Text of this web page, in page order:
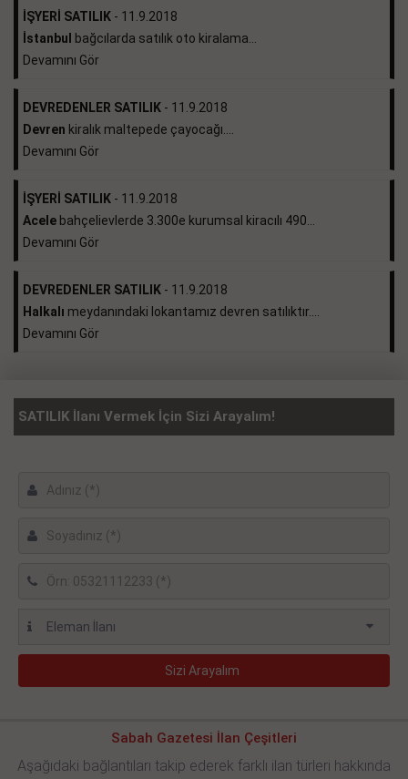
İŞYERİ SATILIK - 11.9.2018
İstanbul
bağcılarda satılık oto kiralama...
Devamını Gör
DEVREDENLER SATILIK - 11.9.2018
Devren kiralık maltepede çayocağı....
Devamını Gör
İŞYERİ SATILIK - 11.9.2018
Acele bahçelievlerde 3.300e kurumsal kiracılı 490...
Devamını Gör
DEVREDENLER SATILIK - 11.9.2018
Halkalı meydanındaki lokantamız devren satılıktır....
Devamını Gör
SATILIK İlanı Vermek İçin Sizi Arayalım!
Sabah Gazetesi İlan Çeşitleri
Aşağıdaki bağlantıları takip ederek farklı ilan türleri hakkında